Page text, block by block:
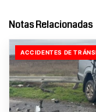
Notas Relacionadas
ACCIDENTES DE